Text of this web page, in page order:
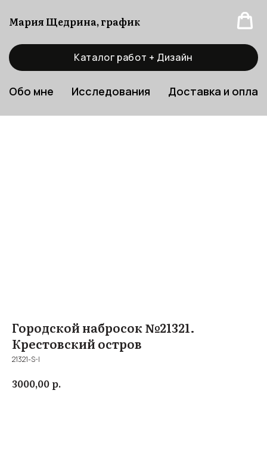
Мария Щедрина, график
Каталог работ + Дизайн
Обо мне Исследования Доставка и
Городской набросок №21321.
Крестовский остров
21321-S-I
3000,00 р.